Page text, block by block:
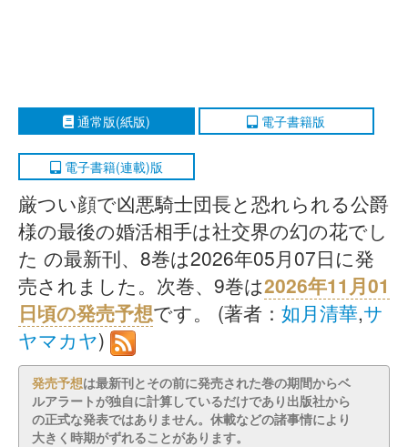
通常版(紙版) 電子書籍版
電子書籍(連載)版
厳つい顔で凶悪騎士団長と恐れられる公爵
様の最後の婚活相手は社交界の幻の花でし
た の最新刊、8巻は2026年05月07日に発
売されました。次巻、9巻は2026年11月01
日頃の発売予想です。 (著者： 如月清華,サ
ヤマカヤ)
発売予想は最新刊とその前に発売された巻の期間からベ
ルアラートが独自に計算しているだけであり出版社から
の正式な発表ではありません。休載などの諸事情により
大きく時期がずれることがあります。